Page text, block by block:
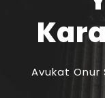
Avukat Onur